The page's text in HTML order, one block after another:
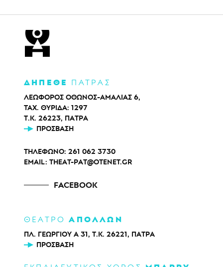
ΔΗΠΕΘΕ ΠΑΤΡΑΣ
ΛΕΩΦΟΡΟΣ ΟΘΩΝΟΣ-ΑΜΑΛΙΑΣ 6,
ΤΑΧ. ΘΥΡΙΔΑ: 1297
Τ.Κ. 26223, ΠΑΤΡΑ
ΠΡΌΣΒΑΣΗ
ΤΗΛΕΦΩΝΟ: 261 062 3730
EMAIL: THEAT-PAT@OTENET.GR
FACEBOOK
ΘΕΑΤΡΟΑΠΟΛΛΩΝ
ΠΛ. ΓΕΩΡΓΙΟΥ Α 31, Τ.Κ. 26221, ΠΑΤΡΑ
ΠΡΌΣΒΑΣΗ